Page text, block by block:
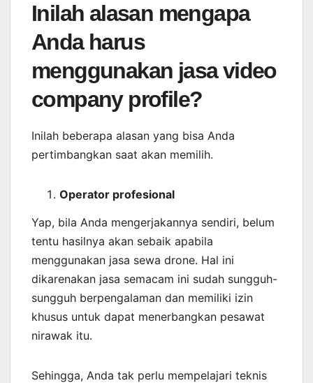
Inilah alasan mengapa
Anda harus
menggunakan jasa video
company profile?
Inilah beberapa alasan yang bisa Anda
pertimbangkan saat akan memilih.
Operator profesional
Yap, bila Anda mengerjakannya sendiri, belum
tentu hasilnya akan sebaik apabila
menggunakan jasa sewa drone. Hal ini
dikarenakan jasa semacam ini sudah sungguh-
sungguh berpengalaman dan memiliki izin
khusus untuk dapat menerbangkan pesawat
nirawak itu.
Sehingga, Anda tak perlu mempelajari teknis